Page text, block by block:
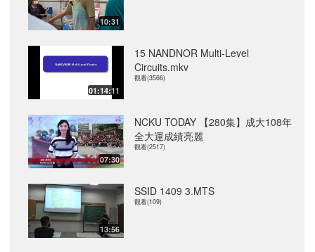
10:31
01:14:11
15 NANDNOR Multi-Level
Circuits.mkv
觀看(3566)
07:30
NCKU TODAY 【280集】成大108年
全大運成績亮麗
觀看(2517)
13:56
SSID 1409 3.MTS
觀看(109)